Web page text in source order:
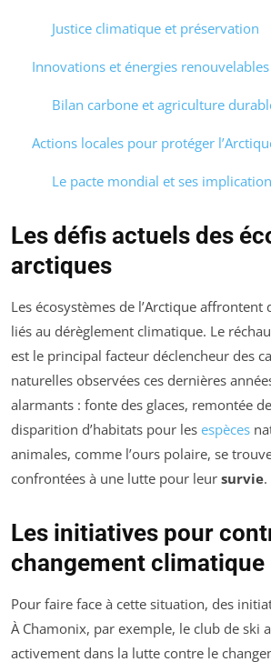
Justice climatique et préservation
Innovations et énergies renouvelables
Bilan carbone et agriculture
Actions locales pour protéger
Le pacte mondial et ses
Les défis actuels des
arctiques
Les écosystèmes de l’Arctique affrontent
liés au dérèglement climatique. Le
est le principal facteur déclencheur des
naturelles observées ces dernières
alarmants : fonte des glaces, remontée
disparition d’habitats pour les espèces
animales, comme l’ours polaire, se
confrontées à une lutte pour leur survie.
Les initiatives pour
changement climatique
Pour faire face à cette situation, des
À Chamonix, par exemple, le club de ski
activement dans la lutte contre le